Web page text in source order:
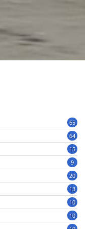
65
64
15
9
20
13
10
10